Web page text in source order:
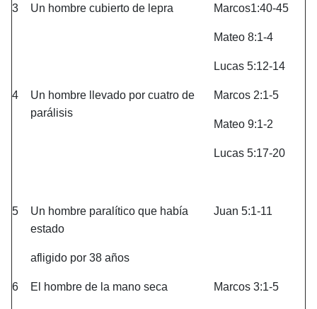
3 Un hombre cubierto de lepra Marcos1:40-45
Mateo 8:1-4
Lucas 5:12-14
4
Un hombre llevado por cuatro de
parálisis
Marcos 2:1-5
Mateo 9:1-2
Lucas 5:17-20
5
Un hombre paralítico que había
estado
afligido por 38 años
Juan 5:1-11
6 El hombre de la mano seca Marcos 3:1-5